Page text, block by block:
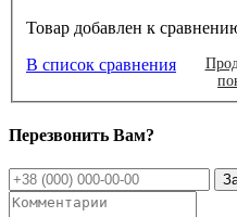
Товар добавлен к
В список сравнения
Перезвонить Вам?